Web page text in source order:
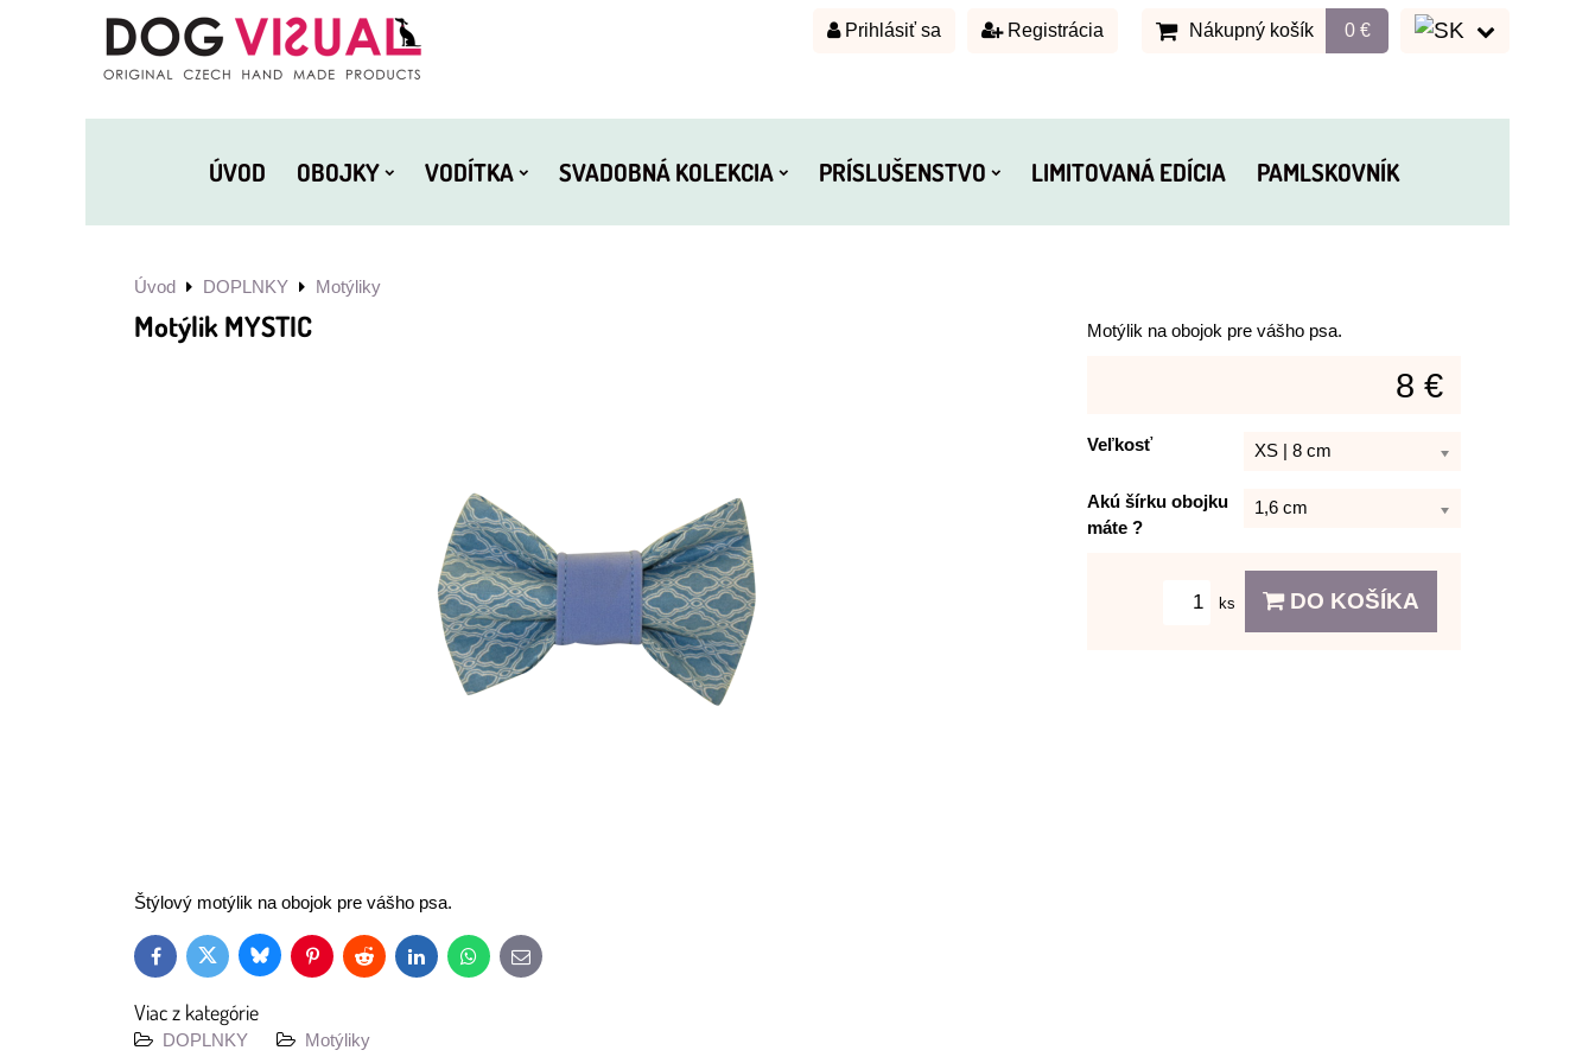
Prihlásiť sa Registrácia Nákupný košík 0 €
ÚVOD OBOJKY VODÍTKA SVADOBNÁ KOLEKCIA PRÍSLUŠENSTVO LIMITOVANÁ EDÍCIA PAMLSKOVNÍK
Úvod DOPLNKY Motýliky
Motýlik MYSTIC Motýlik na obojok pre vášho psa.
8 €
Veľkosť XS | 8 cm
Akú šírku obojku
máte ?
1,6 cm
ks DO KOŠÍKA
Štýlový motýlik na obojok pre vášho psa.
FacebookTwitter BlueskyPinterestReddit LinkedInWhatsApp
E-
mail
Viac z kategórie
DOPLNKY Motýliky